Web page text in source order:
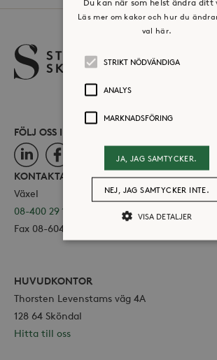
FÖLJ OSS I SOCIALA MEDIER
LinkedInFacebook
KONTAKTA OSS
Växel
08-400 29 100
Fax 08-604 11 16
HUVUDKONTOR
Thorsten Levenstams väg 4A
128 64 Sköndal
Hitta till oss
Du kan när som helst ändra ditt
Läs mer om kakor och hur du
val här.
STRIKT NÖDVÄNDIGA
ANALYS
MARKNADSFÖRING
JA, JAG SAMTYCKER.
NEJ, JAG SAMTYCKER INTE.
VISA DETALJER